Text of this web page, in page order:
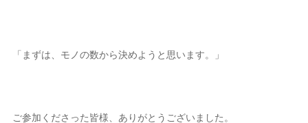
「まずは、モノの数から決めようと思います。」
ご参加くださった皆様、ありがとうございました。